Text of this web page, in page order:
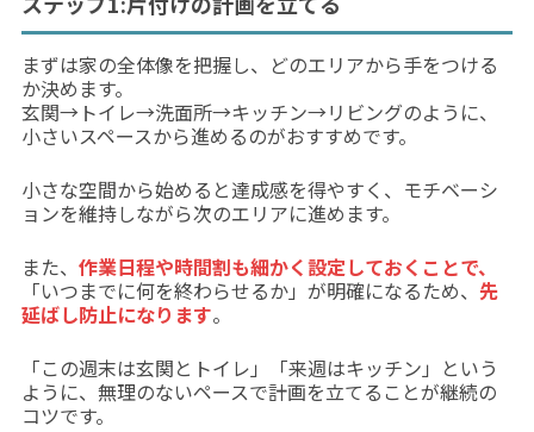
まずは家の全体像を把握し、どのエリアから手をつける
か決めます。
玄関→トイレ→洗面所→キッチン→リビングのように、
小さいスペースから進めるのがおすすめです。
小さな空間から始めると達成感を得やすく、モチベーシ
ョンを維持しながら次のエリアに進めます。
また、 作業日程や時間割も細かく設定しておくことで、
「いつまでに何を終わらせるか」が明確になるため、 先
延ばし防止になります。
「この週末は玄関とトイレ」「来週はキッチン」という
ように、無理のないペースで計画を立てることが継続の
コツです。